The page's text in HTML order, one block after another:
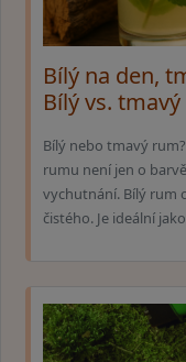
Bílý na den,
Bílý vs.
Bílý nebo tmavý
rumu není jen o
vychutnání. Bílý rum
čistého. Je ideální